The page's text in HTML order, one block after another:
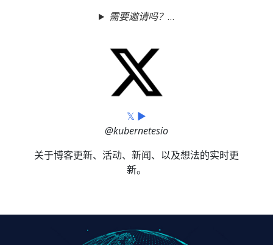
需要邀请吗？
𝕏 ▶
@kubernetesio
关于博客更新、活动、新闻、以及想法的实时更
新。